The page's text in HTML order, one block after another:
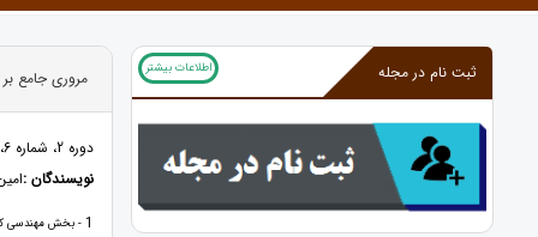
ثبت نام در مجله اطلاعات بیشتر مروری جامع
دوره 2، شماره 6، 1403، صفحات 1 - 20
نویسندگان :
1 - بخش مهندسی